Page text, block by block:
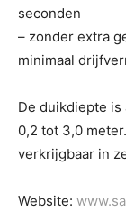
seconden
– zonder extra
minimaal
De duikdiepte
0,2 tot 3,0
verkrijgbaar in
Website: